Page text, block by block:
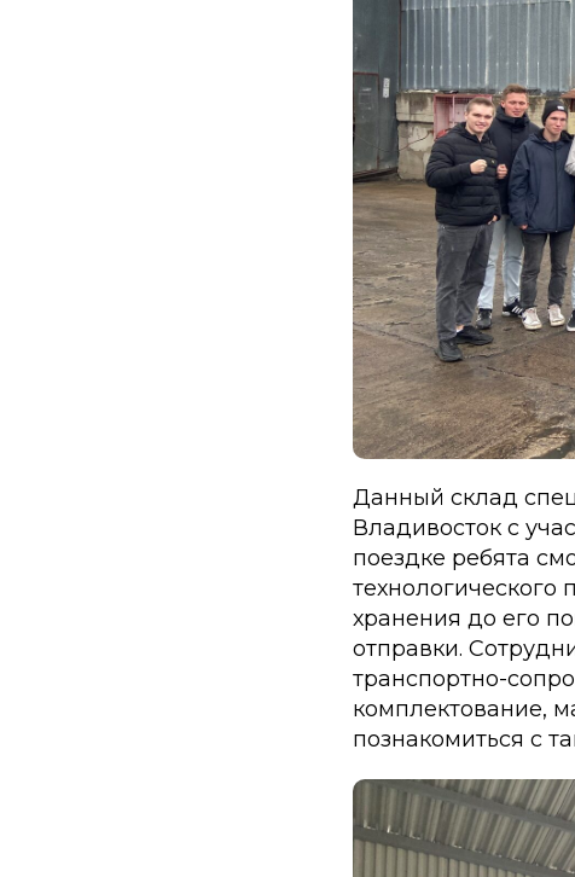
Данный склад
Владивосток с
поездке ребята
технологического
хранения до его
отправки.
транспортно-
комплектование,
познакомиться с